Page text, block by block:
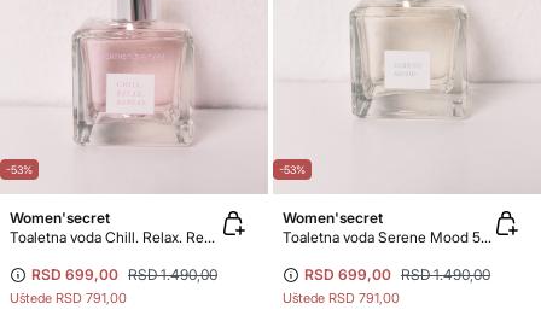
-53%
Women'secret
Toaletna voda Chill. Relax. Repeat. 50 ml
RSD 699,00 RSD 1.490,00
Uštede RSD 791,00
-53%
Women'secret
Toaletna voda Serene Mood 50 ml
RSD 699,00 RSD 1.490,00
Uštede RSD 791,00